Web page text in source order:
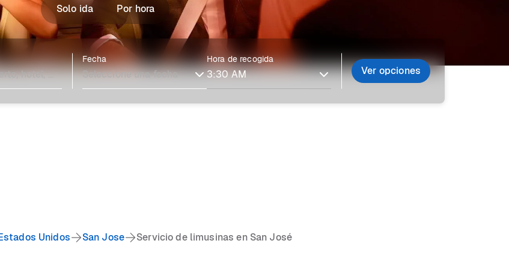
Solo ida Por hora
Fecha Hora de recogida
Ver opciones
Unidos San Jose Servicio de limusinas en San José